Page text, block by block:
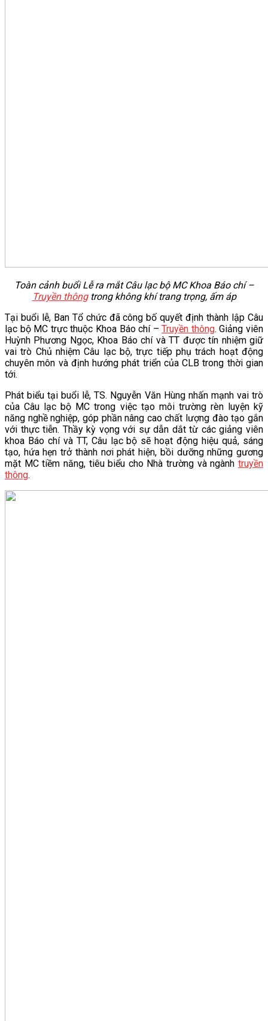
Toàn cảnh buổi Lễ ra mắt Câu lạc bộ MC Khoa Báo chí –
Truyền thôngtrong không khí trang trọng, ấm áp
Tại buổi lễ, Ban Tổ chức đã công bố quyết định thành lập Câu
lạc bộ MC trực thuộc Khoa Báo chí –Truyền thông. Giảng viên
Huỳnh Phương Ngọc, Khoa Báo chí và TT được tín nhiệm giữ
vai trò Chủ nhiệm Câu lạc bộ, trực tiếp phụ trách hoạt động
chuyên môn và định hướng phát triển của CLB trong thời gian
tới.
Phát biểu tại buổi lễ, TS. Nguyễn Văn Hùng nhấn mạnh vai trò
của Câu lạc bộ MC trong việc tạo môi trường rèn luyện kỹ
năng nghề nghiệp, góp phần nâng cao chất lượng đào tạo gắn
với thực tiễn. Thầy kỳ vọng với sự dẫn dắt từ các giảng viên
khoa Báo chí và TT, Câu lạc bộ sẽ hoạt động hiệu quả, sáng
tạo, hứa hẹn trở thành nơi phát hiện, bồi dưỡng những gương
mặt MC tiềm năng, tiêu biểu cho Nhà trường và ngành truyền
thông.